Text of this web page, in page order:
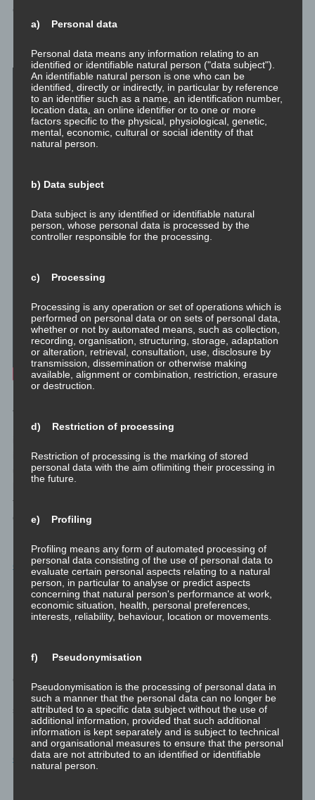
erfordern.
Jede Emotion hat einen sehr positiven Zweck. Auch negative
Emotionen haben einen ursprünglichen sehr positiven Zweck: Es
im Zimmer gerade brennt. Das fokussiert die Aufmerksamkeit
und versetzt den Körper in einen angespannten
flüchten. Wenn der Mensch jedoch dann wieder in Sicherheit ist,
dann hat die Emotion ihren Zweck erfüllt und kann wieder gehen.
Den ganzen Text zum Video findest du hier:Meditationen für
emotionale Kompetenz
Meditationen: Verstehen, Reflektieren,
Integrieren
Integrieren von noch nicht losgelassenen Emotionen sage ich
einfach: “die Emotion”. Ersetze das für dich durch die konkrete
Emotion aus der Liste unten, an der du der Reihe nach arbeiten
solltest.
Den ganzen Text zu den Videos findest du hier: Meditationen für
emotionale Kompetenz
a) Personal data
Personal data means any information relating to an
identified or identifiable natural person ("data subject").
An identifiable natural person is one who can be
identified, directly or indirectly, in particular by reference
to an identifier such as a name, an identification number,
location data, an online identifier or to one or more
factors specific to the physical, physiological, genetic,
mental, economic, cultural or social identity of that
natural person.
b) Data subject
Data subject is any identified or identifiable natural
person, whose personal data is processed by the
controller responsible for the processing.
c) Processing
Processing is any operation or set of operations which is
performed on personal data or on sets of personal data,
whether or not by automated means, such as collection,
recording, organisation, structuring, storage, adaptation
or alteration, retrieval, consultation, use, disclosure by
transmission, dissemination or otherwise making
available, alignment or combination, restriction, erasure
or destruction.
d) Restriction of processing
Restriction of processing is the marking of stored
personal data with the aim oflimiting their processing in
the future.
e) Profiling
Profiling means any form of automated processing of
personal data consisting of the use of personal data to
evaluate certain personal aspects relating to a natural
person, in particular to analyse or predict aspects
concerning that natural person's performance at work,
economic situation, health, personal preferences,
interests, reliability, behaviour, location or movements.
f) Pseudonymisation
Pseudonymisation is the processing of personal data in
such a manner that the personal data can no longer be
attributed to a specific data subject without the use of
additional information, provided that such additional
information is kept separately and is subject to technical
and organisational measures to ensure that the personal
data are not attributed to an identified or identifiable
natural person.